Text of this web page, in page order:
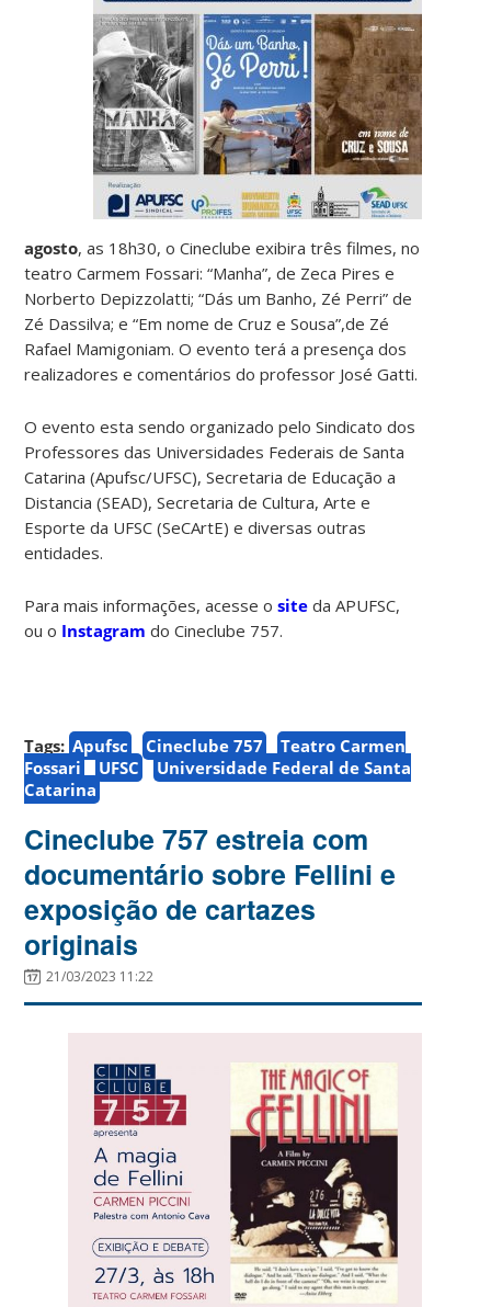
agosto, as 18h30, o Cineclube exibira três filmes, no
teatro Carmem Fossari: “Manha”, de Zeca Pires e
Norberto Depizzolatti; “Dás um Banho, Zé Perri” de
Zé Dassilva; e “Em nome de Cruz e Sousa”,de Zé
Rafael Mamigoniam. O evento terá a presença dos
realizadores e comentários do professor José Gatti.
O evento esta sendo organizado pelo Sindicato dos
Professores das Universidades Federais de Santa
Catarina (Apufsc/UFSC), Secretaria de Educação a
Distancia (SEAD), Secretaria de Cultura, Arte e
Esporte da UFSC (SeCArtE) e diversas outras
entidades.
Para mais informações, acesse osite da APUFSC,
ou o Instagram do Cineclube 757.
Tags: Apufsc Cineclube 757
Teatro Carmen
Fossari
UFSC
Universidade Federal de Santa
Catarina
Cineclube 757 estreia com
documentário sobre Fellini e
exposição de cartazes
originais
21/03/2023 11:22